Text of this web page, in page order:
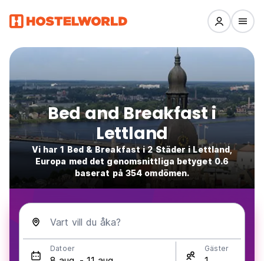
Bed and Breakfast i
Lettland
Vi har 1 Bed & Breakfast i 2 Städer i Lettland,
Europa med det genomsnittliga betyget 0.6
baserat på 354 omdömen.
Vart vill du åka?
Datoer Gäster